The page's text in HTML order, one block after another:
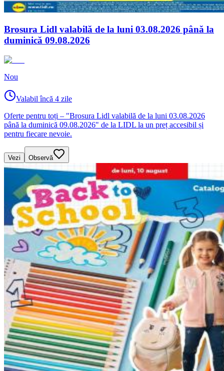
Brosura Lidl valabilă de la luni 03.08.2026 până la
duminică 09.08.2026
Nou
Valabil încă 4 zile
Oferte pentru toți – "Brosura Lidl valabilă de la luni 03.08.2026
până la duminică 09.08.2026" de la LIDL la un preț accesibil și
pentru fiecare nevoie.
Vezi Observă